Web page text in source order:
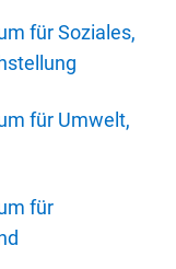
für Soziales,
für Umwelt,
für